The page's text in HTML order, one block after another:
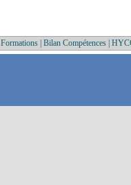
Formations| Bilan Compétences|